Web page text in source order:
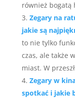
również bogatą
Zegary na
jakie są
to nie tylko
czas, ale także
miast. W
Zegary w
spotkać i jakie